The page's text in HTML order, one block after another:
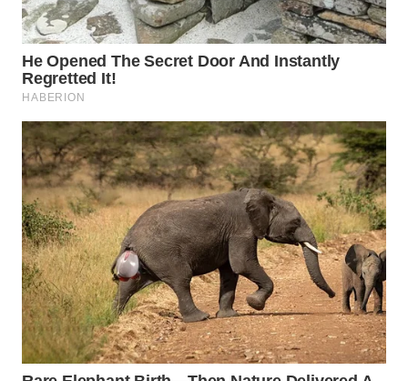
WN
BORNEO
Wahana
Media
WAHANA
NEWS
WAHANA
TANI
WAHANA
ADVOKAT
WAHANA
INFRASTRUKTUR